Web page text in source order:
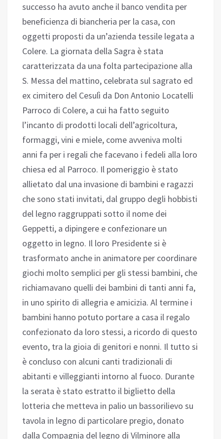
successo ha avuto anche il banco vendita per
beneficienza di biancheria per la casa, con
oggetti proposti da un’azienda tessile legata a
Colere. La giornata della Sagra è stata
caratterizzata da una folta partecipazione alla
S. Messa del mattino, celebrata sul sagrato ed
ex cimitero del Cesulì da Don Antonio Locatelli
Parroco di Colere, a cui ha fatto seguito
l’incanto di prodotti locali dell’agricoltura,
formaggi, vini e miele, come avveniva molti
anni fa per i regali che facevano i fedeli alla loro
chiesa ed al Parroco. Il pomeriggio è stato
allietato dal una invasione di bambini e ragazzi
che sono stati invitati, dal gruppo degli hobbisti
del legno raggruppati sotto il nome dei
Geppetti, a dipingere e confezionare un
oggetto in legno. Il loro Presidente si è
trasformato anche in animatore per coordinare
giochi molto semplici per gli stessi bambini, che
richiamavano quelli dei bambini di tanti anni fa,
in uno spirito di allegria e amicizia. Al termine i
bambini hanno potuto portare a casa il regalo
confezionato da loro stessi, a ricordo di questo
evento, tra la gioia di genitori e nonni. Il tutto si
è concluso con alcuni canti tradizionali di
abitanti e villeggianti intorno al fuoco. Durante
la serata è stato estratto il biglietto della
lotteria che metteva in palio un bassorilievo su
tavola in legno di particolare pregio, donato
dalla Compagnia del legno di Vilminore alla